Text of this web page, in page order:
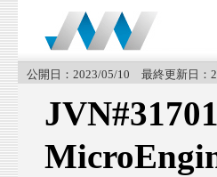
公開日：2023/05/10 最終更新日：